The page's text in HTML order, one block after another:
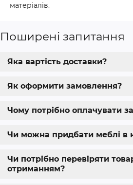
матеріалів.
Поширені запитання
Яка вартість доставки?
Як оформити замовлення?
Чому потрібно оплачувати
Чи можна придбати меблі в
Чи потрібно перевіряти
отриманням?